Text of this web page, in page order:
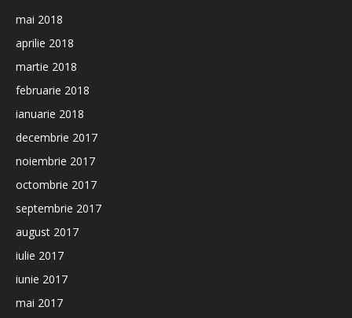
mai 2018
aprilie 2018
martie 2018
februarie 2018
ianuarie 2018
decembrie 2017
noiembrie 2017
octombrie 2017
septembrie 2017
august 2017
iulie 2017
iunie 2017
mai 2017